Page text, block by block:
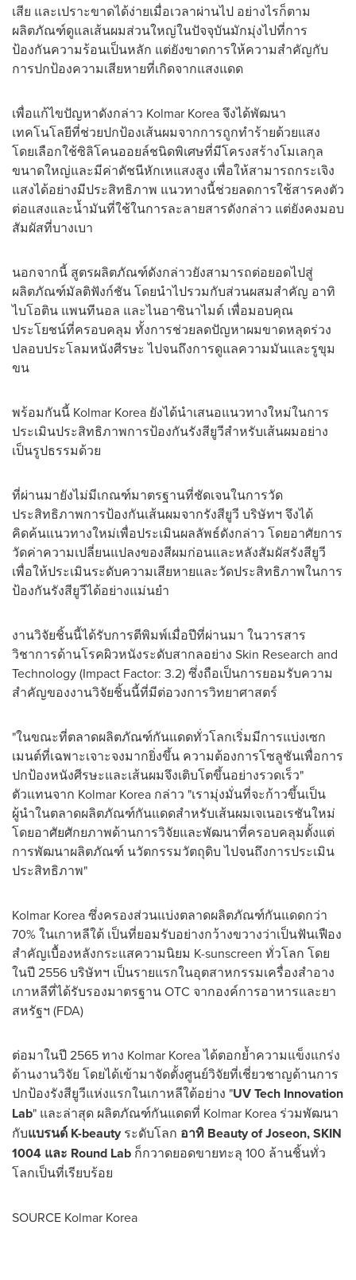
เสีย และเปราะขาดได้ง่ายเมื่อเวลาผ่านไป อย่างไรก็ตาม
ผลิตภัณฑ์ดูแลเส้นผมส่วนใหญ่ในปัจจุบันมักมุ่งไปที่การ
ป้องกันความร้อนเป็นหลัก แต่ยังขาดการให้ความสำคัญกับ
การปกป้องความเสียหายที่เกิดจากแสงแดด
เพื่อแก้ไขปัญหาดังกล่าว Kolmar Korea จึงได้พัฒนา
เทคโนโลยีที่ช่วยปกป้องเส้นผมจากการถูกทำร้ายด้วยแสง
โดยเลือกใช้ซิลิโคนออยล์ชนิดพิเศษที่มีโครงสร้างโมเลกุล
ขนาดใหญ่และมีค่าดัชนีหักเหแสงสูง เพื่อให้สามารถกระเจิง
แสงได้อย่างมีประสิทธิภาพ แนวทางนี้ช่วยลดการใช้สารคงตัว
ต่อแสงและน้ำมันที่ใช้ในการละลายสารดังกล่าว แต่ยังคงมอบ
สัมผัสที่บางเบา
นอกจากนี้ สูตรผลิตภัณฑ์ดังกล่าวยังสามารถต่อยอดไปสู่
ผลิตภัณฑ์มัลติฟังก์ชัน โดยนำไปรวมกับส่วนผสมสำคัญ อาทิ
ไบโอติน แพนทีนอล และไนอาซินาไมด์ เพื่อมอบคุณ
ประโยชน์ที่ครอบคลุม ทั้งการช่วยลดปัญหาผมขาดหลุดร่วง
ปลอบประโลมหนังศีรษะ ไปจนถึงการดูแลความมันและรูขุม
ขน
พร้อมกันนี้ Kolmar Korea ยังได้นำเสนอแนวทางใหม่ในการ
ประเมินประสิทธิภาพการป้องกันรังสียูวีสำหรับเส้นผมอย่าง
เป็นรูปธรรมด้วย
ที่ผ่านมายังไม่มีเกณฑ์มาตรฐานที่ชัดเจนในการวัด
ประสิทธิภาพการป้องกันเส้นผมจากรังสียูวี บริษัทฯ จึงได้
คิดค้นแนวทางใหม่เพื่อประเมินผลลัพธ์ดังกล่าว โดยอาศัยการ
วัดค่าความเปลี่ยนแปลงของสีผมก่อนและหลังสัมผัสรังสียูวี
เพื่อให้ประเมินระดับความเสียหายและวัดประสิทธิภาพในการ
ป้องกันรังสียูวีได้อย่างแม่นยำ
งานวิจัยชิ้นนี้ได้รับการตีพิมพ์เมื่อปีที่ผ่านมา ในวารสาร
วิชาการด้านโรคผิวหนังระดับสากลอย่าง Skin Research and
Technology (Impact Factor: 3.2) ซึ่งถือเป็นการยอมรับความ
สำคัญของงานวิจัยชิ้นนี้ที่มีต่อวงการวิทยาศาสตร์
"ในขณะที่ตลาดผลิตภัณฑ์กันแดดทั่วโลกเริ่มมีการแบ่งเซก
เมนต์ที่เฉพาะเจาะจงมากยิ่งขึ้น ความต้องการโซลูชันเพื่อการ
ปกป้องหนังศีรษะและเส้นผมจึงเติบโตขึ้นอย่างรวดเร็ว"
ตัวแทนจาก Kolmar Korea กล่าว "เรามุ่งมั่นที่จะก้าวขึ้นเป็น
ผู้นำในตลาดผลิตภัณฑ์กันแดดสำหรับเส้นผมเจเนอเรชันใหม่
โดยอาศัยศักยภาพด้านการวิจัยและพัฒนาที่ครอบคลุมตั้งแต่
การพัฒนาผลิตภัณฑ์ นวัตกรรมวัตถุดิบ ไปจนถึงการประเมิน
ประสิทธิภาพ"
Kolmar Korea ซึ่งครองส่วนแบ่งตลาดผลิตภัณฑ์กันแดดกว่า
70% ในเกาหลีใต้ เป็นที่ยอมรับอย่างกว้างขวางว่าเป็นฟันเฟือง
สำคัญเบื้องหลังกระแสความนิยม K-sunscreen ทั่วโลก โดย
ในปี 2556 บริษัทฯ เป็นรายแรกในอุตสาหกรรมเครื่องสำอาง
เกาหลีที่ได้รับรองมาตรฐาน OTC จากองค์การอาหารและยา
สหรัฐฯ (FDA)
ต่อมาในปี 2565 ทาง Kolmar Korea ได้ตอกย้ำความแข็งแกร่ง
ด้านงานวิจัย โดยได้เข้ามาจัดตั้งศูนย์วิจัยที่เชี่ยวชาญด้านการ
ปกป้องรังสียูวีแห่งแรกในเกาหลีใต้อย่าง "UV Tech Innovation
Lab" และล่าสุด ผลิตภัณฑ์กันแดดที่ Kolmar Korea ร่วมพัฒนา
กับแบรนด์ K-beauty ระดับโลก อาทิ Beauty of Joseon, SKIN
1004 และ Round Lab ก็กวาดยอดขายทะลุ 100 ล้านชิ้นทั่ว
โลกเป็นที่เรียบร้อย
SOURCE Kolmar Korea